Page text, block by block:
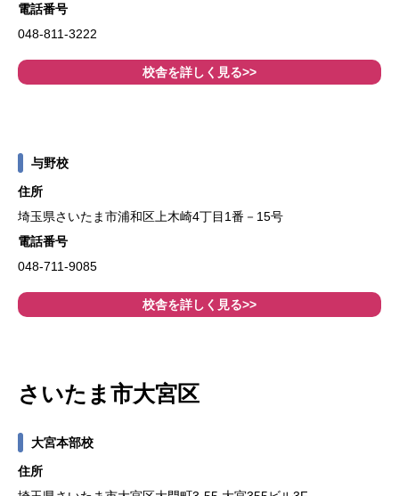
電話番号
048-811-3222
校舎を詳しく見る>>
与野校
住所
埼玉県さいたま市浦和区上木崎4丁目1番－15号
電話番号
048-711-9085
校舎を詳しく見る>>
さいたま市大宮区
大宮本部校
住所